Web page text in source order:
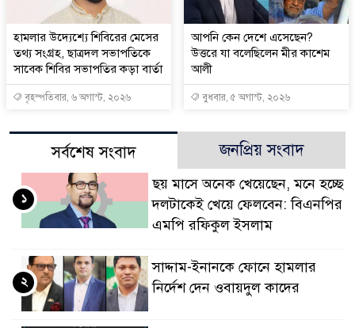
হামলার উদ্যেশ্যে শিবিরের মেসের
তথ্য সংগ্রহ, ছাত্রদল সভাপতিকে
সাবেক শিবির সভাপতির কড়া বার্তা
বৃহস্পতিবার, ৬ অগাস্ট, ২০২৬
আপনি কেন দেশে এসেছেন?
উত্তরে যা বলেছিলেন মীর কাশেম
আলী
বুধবার, ৫ অগাস্ট, ২০২৬
সর্বশেষ সংবাদ জনপ্রিয় সংবাদ
ছয় মাসে অনেক খেয়েছেন, মনে হচ্ছে
দলটাকেই খেয়ে ফেলবেন: বিএনপির
এমপি রফিকুল ইসলাম
১
সাদ্দাম-ইনানকে ফোনে হামলার
নির্দেশ দেন ওবায়দুল কাদের
২